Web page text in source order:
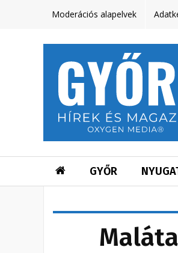
Moderációs alapelvek
GYŐR